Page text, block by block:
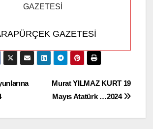
GAZETESİ
Murat YILMAZ KURT 19
Mayıs Atatürk …2024